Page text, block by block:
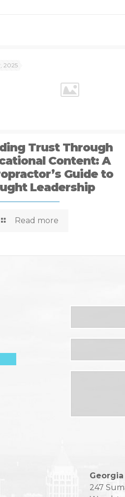
2025
Trust Through
Content: A
Guide to
Leadership
Read more
leave
247